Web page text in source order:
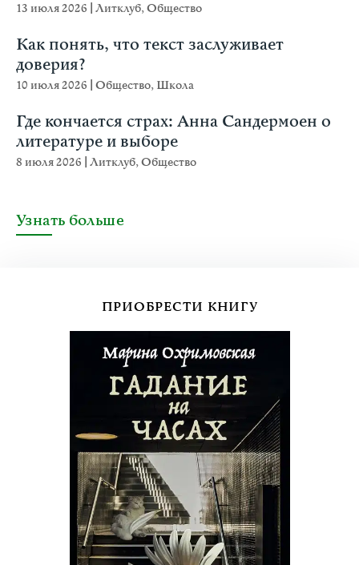
13 июля 2026 Литклуб,Общество
Как понять, что текст заслуживает
доверия?
10 июля 2026 Общество, Школа
Где кончается страх: Анна Сандермоен о
литературе и выборе
8 июля 2026 Литклуб,Общество
Узнать больше
ПРИОБРЕСТИ КНИГУ